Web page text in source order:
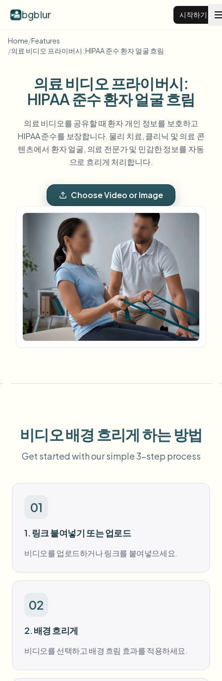
bgblur 시작하기
비디오 배경 블러
모든 예시 보기
예시 라이브러리 전체 탐색
얼굴 블러
번호판 블러
무엇이든 블러
화면 녹화 블러
GDPR 준수 블러
기능
Browse every blur tool in one place
번호판 블러
얼굴 블러
배경 블러
무엇이든 블러
AI Video Object Remover
얼굴 교체 - 이미지
얼굴 교체 - 동영상
여러 동영상을 한 번에 처리
학교 및 교육
캠퍼스 카메라, 강의, 지역 대량 개인정보 보호
미디어 및 엔터테인먼트
시사회, 출시 및 규정 준수
소매 및 전자상거래
매장 및 창고 영상
의료
클리닉 및 환자 대면 비디오 거버넌스
공공 부문
차량, 블랙박스 및 주차장 대규모 처리
대량 얼굴 블러
무엇이든 블러
업로드, 작업 및 웹훅 자동화
문의 양식
자주 묻는 질문
블로그
Whitepapers
도구
카테고리
Choose language
Home/Features
/의료 비디오 프라이버시: HIPAA 준수 환자 얼굴 흐림
의료 비디오 프라이버시:
HIPAA 준수 환자 얼굴 흐림
의료 비디오를 공유할 때 환자 개인 정보를 보호하고
HIPAA 준수를 보장합니다. 물리 치료, 클리닉 및 의료 콘
텐츠에서 환자 얼굴, 의료 전문가 및 민감한 정보를 자동
으로 흐리게 처리합니다.
Choose Video or Image
비디오 배경 흐리게 하는 방법
Get started with our simple 3-step process
01
1. 링크 붙여넣기 또는 업로드
비디오를 업로드하거나 링크를 붙여넣으세요.
02
2. 배경 흐리게
비디오를 선택하고 배경 흐림 효과를 적용하세요.